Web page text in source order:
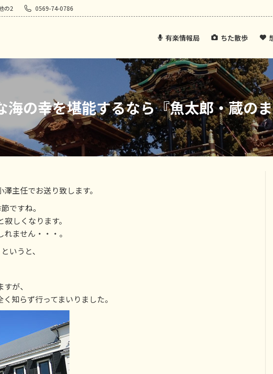
の2 0569-74-0786
有楽情報局 ちた散歩
海の幸を堪能するなら『魚太郎・蔵の
主任でお送り致します。
ですね。
しくなります。
ません・・・。
いうと、
が、
知らず行ってまいりました。